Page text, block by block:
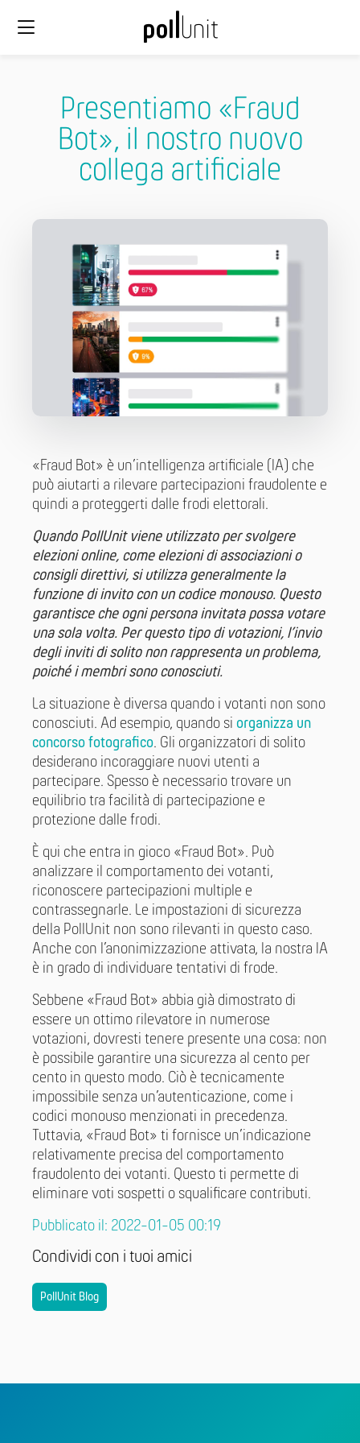
Presentiamo «Fraud
Bot», il nostro nuovo
collega artificiale
«Fraud Bot» è un’intelligenza artificiale (IA) che
può aiutarti a rilevare partecipazioni fraudolente e
quindi a proteggerti dalle frodi elettorali.
Quando PollUnit viene utilizzato per svolgere
elezioni online, come elezioni di associazioni o
consigli direttivi, si utilizza generalmente la
funzione di invito con un codice monouso. Questo
garantisce che ogni persona invitata possa votare
una sola volta. Per questo tipo di votazioni, l’invio
degli inviti di solito non rappresenta un problema,
poiché i membri sono conosciuti.
La situazione è diversa quando i votanti non sono
conosciuti. Ad esempio, quando si organizza un
concorso fotografico. Gli organizzatori di solito
desiderano incoraggiare nuovi utenti a
partecipare. Spesso è necessario trovare un
equilibrio tra facilità di partecipazione e
protezione dalle frodi.
È qui che entra in gioco «Fraud Bot». Può
analizzare il comportamento dei votanti,
riconoscere partecipazioni multiple e
contrassegnarle. Le impostazioni di sicurezza
della PollUnit non sono rilevanti in questo caso.
Anche con l’anonimizzazione attivata, la nostra IA
è in grado di individuare tentativi di frode.
Sebbene «Fraud Bot» abbia già dimostrato di
essere un ottimo rilevatore in numerose
votazioni, dovresti tenere presente una cosa: non
è possibile garantire una sicurezza al cento per
cento in questo modo. Ciò è tecnicamente
impossibile senza un’autenticazione, come i
codici monouso menzionati in precedenza.
Tuttavia, «Fraud Bot» ti fornisce un’indicazione
relativamente precisa del comportamento
fraudolento dei votanti. Questo ti permette di
eliminare voti sospetti o squalificare contributi.
Pubblicato il: 2022-01-05 00:19
Condividi con i tuoi amici
PollUnit Blog